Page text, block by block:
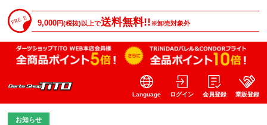
9,000円(税抜)以上で送料無料!!※卸売対象外
Language ログイン 会員登録 業販登録
お知らせ